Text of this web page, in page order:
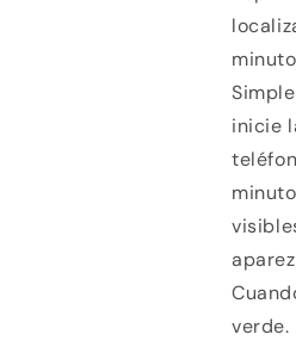
inicie
verde.